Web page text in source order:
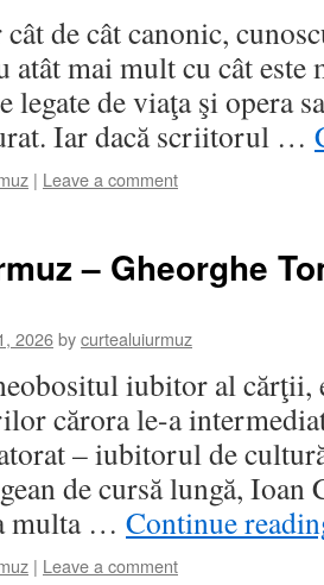
de cât canonic,
atât mai mult cu cât este
legate de viaţa şi opera
Iar dacă scriitorul …
| Leave a comment
– Gheorghe
2026bycurtealuiurmuz
iubitor al cărţii,
cărora le-a
– iubitorul de
de cursă lungă, Ioan
multa … Continue
| Leave a comment